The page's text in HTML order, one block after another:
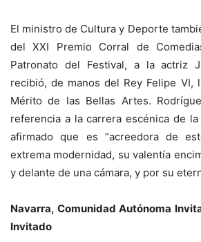
El ministro de Cultura y Deporte
del XXI Premio Corral de
Patronato del Festival, a la actriz
recibió, de manos del Rey Felipe VI,
Mérito de las Bellas Artes.
referencia a la carrera escénica de
afirmado que es “acreedora de
extrema modernidad, su valentía
y delante de una cámara, y por su
Navarra, Comunidad Autónoma
Invitado